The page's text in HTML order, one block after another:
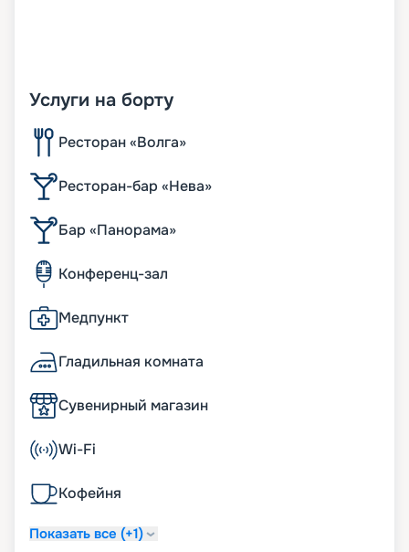
Услуги на борту
Ресторан «Волга»
Ресторан-бар «Нева»
Бар «Панорама»
Конференц-зал
Медпункт
Гладильная комната
Сувенирный магазин
Wi-Fi
Кофейня
Показать все (+1)